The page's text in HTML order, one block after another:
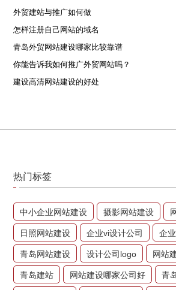
外贸建站与推广如何做
怎样注册自己网站的域名
青岛外贸网站建设哪家比较靠谱
你能告诉我如何推广外贸网站吗？
建设高清网站建设的好处
热门标签
中小企业网站建设 摄影网站建设
日照网站建设 企业vi设计公司 企
青岛网站建设 设计公司logo 网站
青岛建站 网站建设哪家公司好 青